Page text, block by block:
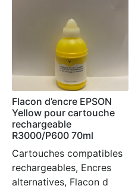
Flacon d’encre EPSON
Yellow pour cartouche
rechargeable
R3000/P600 70ml
Cartouches compatibles
rechargeables, Encres
alternatives, Flacon d